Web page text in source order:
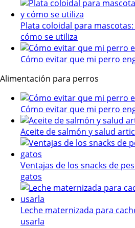
Plata coloidal para
cómo se utiliza
Cómo evitar que mi perro
Alimentación para perros
Cómo evitar que mi perro
Aceite de salmón y salud
Ventajas de los snacks de
gatos
Leche maternizada para
usarla